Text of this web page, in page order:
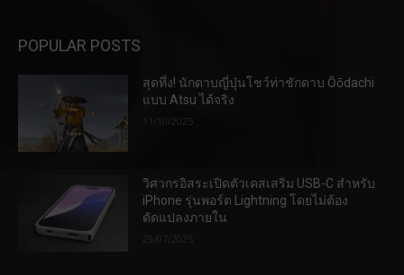
POPULAR POSTS
สุดทึ่ง! นักดาบญี่ปุ่นโชว์ท่าชักดาบ Ōōdachi
แบบ Atsu ได้จริง
11/10/2025
วิศวกรอิสระเปิดตัวเคสเสริม USB-C สำหรับ
iPhone รุ่นพอร์ต Lightning โดยไม่ต้อง
ดัดแปลงภายใน